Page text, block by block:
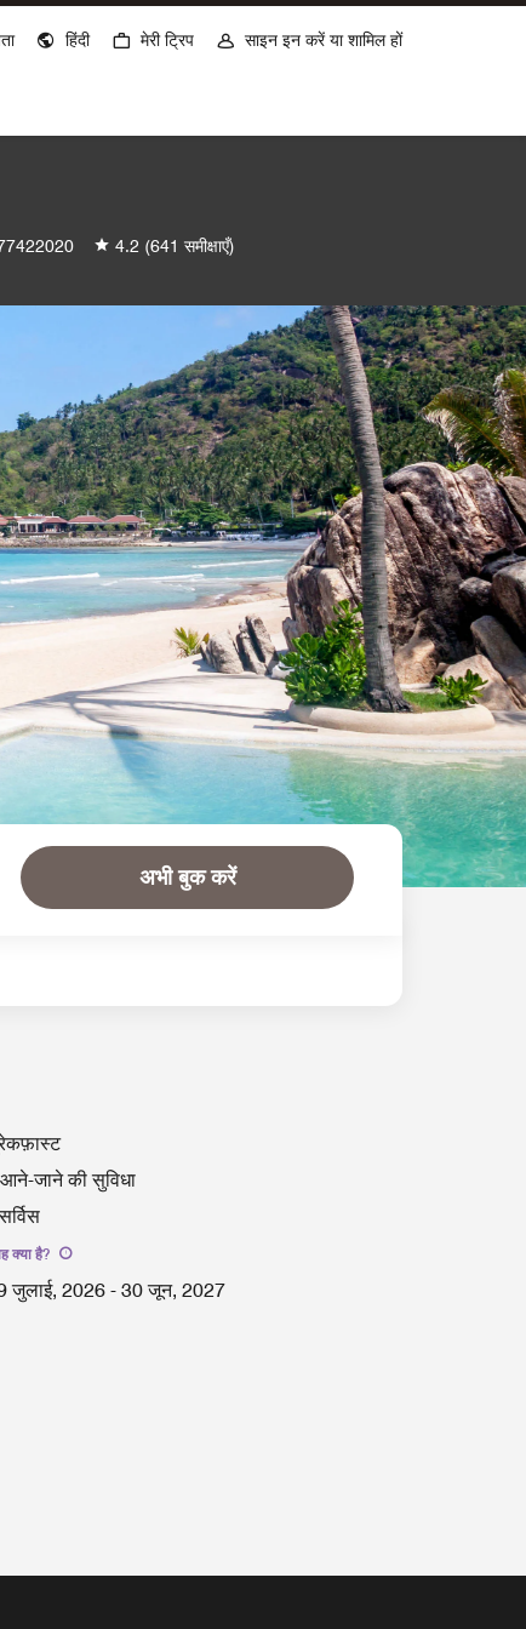
हिंदी मेरी ट्रिप साइन इन करें या शामिल हों
4.2 (641 समीक्षाएँ)
अभी बुक करें
जाने की सुविधा
क्या है?
जुलाई, 2026 - 30 जून, 2027